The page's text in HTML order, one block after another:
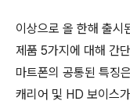
이상으로 올 한해 출시
제품 5가지에 대해 간
마트폰의 공통된 특징
캐리어 및 HD 보이스